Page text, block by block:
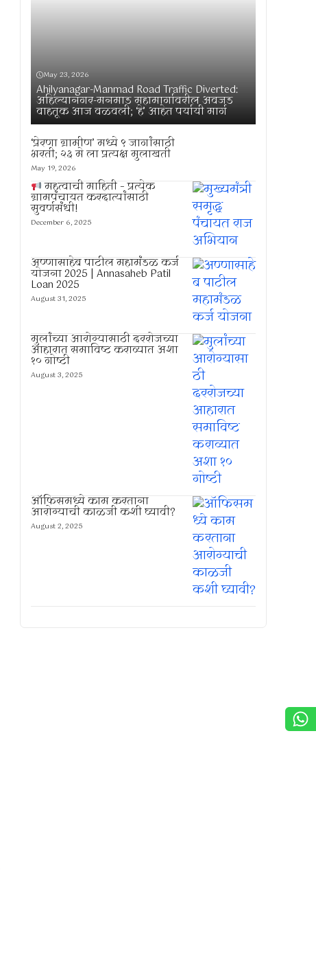
May 23, 2026
Ahilyanagar-Manmad Road Traffic Diverted:
अहिल्यानगर-मनमाड महामार्गावरील अवजड
वाहतूक आज वळवली; ‘हे’ आहेत पर्यायी मार्ग
‘प्रेरणा ग्रामीण’ मध्ये ९ जागांसाठी
भरती; २३ मे ला प्रत्यक्ष मुलाखती
May 19, 2026
महत्वाची माहिती – प्रत्येक
ग्रामपंचायत करदात्यांसाठी
सुवर्णसंधी!
December 6, 2025
अण्णासाहेब पाटील महामंडळ कर्ज
योजना 2025 | Annasaheb Patil
Loan 2025
August 31, 2025
मुलांच्या आरोग्यासाठी दररोजच्या
आहारात समाविष्ट कराव्यात अशा
१० गोष्टी
August 3, 2025
ऑफिसमध्ये काम करताना
आरोग्याची काळजी कशी घ्यावी?
August 2, 2025